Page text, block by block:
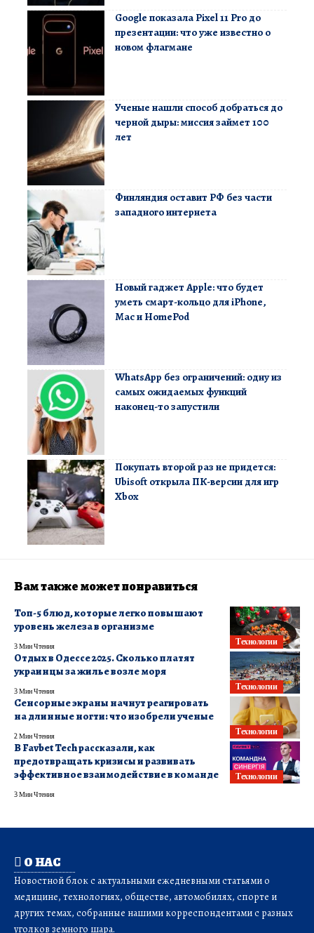
Google показала Pixel 11 Pro до
презентации: что уже известно о
новом флагмане
Ученые нашли способ добраться до
черной дыры: миссия займет 100
лет
Финляндия оставит РФ без части
западного интернета
Новый гаджет Apple: что будет
уметь смарт-кольцо для iPhone,
Mac и HomePod
WhatsApp без ограничений: одну из
самых ожидаемых функций
наконец-то запустили
Покупать второй раз не придется:
Ubisoft открыла ПК-версии для игр
Xbox
Вам также может понравиться
Технологии
Топ-5 блюд, которые легко повышают
уровень железа в организме
3 Мин Чтения
Технологии
Отдых в Одессе 2025. Сколько платят
украинцы за жилье возле моря
3 Мин Чтения
Технологии
Сенсорные экраны начнут реагировать
на длинные ногти: что изобрели ученые
2 Мин Чтения
Технологии
В Favbet Tech рассказали, как
предотвращать кризисы и развивать
эффективное взаимодействие в команде
3 Мин Чтения
О НАС
Новостной блок с актуальными ежедневными статьями о
медицине, технологиях, обществе, автомобилях, спорте и
других темах, собранные нашими корреспондентами с разных
уголков земного шара.